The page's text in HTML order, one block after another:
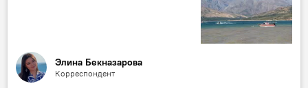
Элина Бекназарова
Корреспондент